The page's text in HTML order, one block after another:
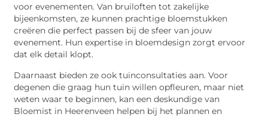
voor evenementen. Van bruiloften tot zakelijke
bijeenkomsten, ze kunnen prachtige bloemstukken
creëren die perfect passen bij de sfeer van jouw
evenement. Hun expertise in bloemdesign zorgt ervoor
dat elk detail klopt.
Daarnaast bieden ze ook tuinconsultaties aan. Voor
degenen die graag hun tuin willen opfleuren, maar niet
weten waar te beginnen, kan een deskundige van
Bloemist in Heerenveen helpen bij het plannen en